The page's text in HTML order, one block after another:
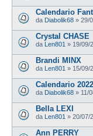
Calendario
da Diabolik68 » 29/
Crystal CHASE
da Len801 » 19/09/
Brandi MINX
da Len801 » 15/09/
Calendario
da Diabolik68 » 11/
Bella LEXI
da Len801 » 20/07/
Ann PERRY